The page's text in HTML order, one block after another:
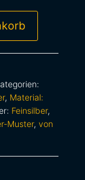
, Material:
Feinsilber,
Muster, von